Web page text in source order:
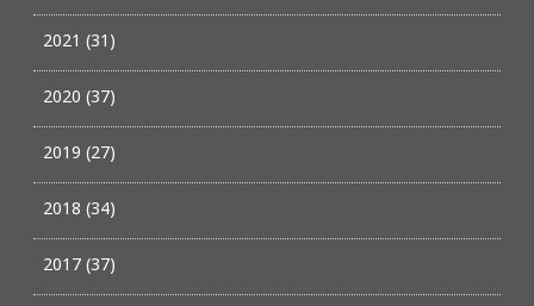
2021 (31)
2020 (37)
2019 (27)
2018 (34)
2017 (37)